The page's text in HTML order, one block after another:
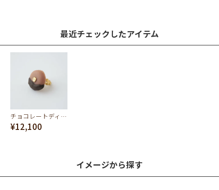
最近チェックしたアイテム
チョコレートディップマカロン リング(チョコレート)
¥12,100
イメージから探す